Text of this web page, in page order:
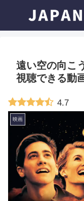
遠い空の向こ
視聴できる動
4.7
映画